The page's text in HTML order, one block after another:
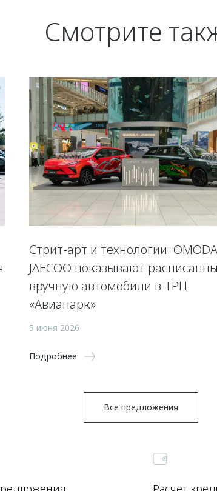
Смотрите
Стрит-арт и технологии:
JAECOO показывают
вручную автомобили в ТРЦ
«Авиапарк»
5 июня 2026
Подробнее
Все предложения